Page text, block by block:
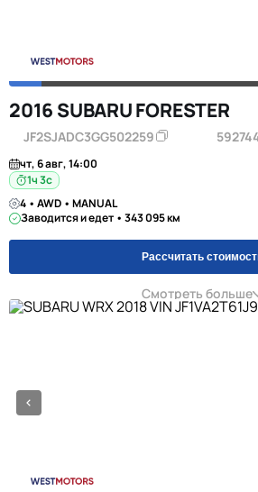
2016 SUBARU FORESTER
JF2SJADC3GG502259
чт, 6 авг, 14:00
1ч 2с
4 • AWD • MANUAL
Заводится и едет • 343 095 км
Рассчитать
Смотреть больше